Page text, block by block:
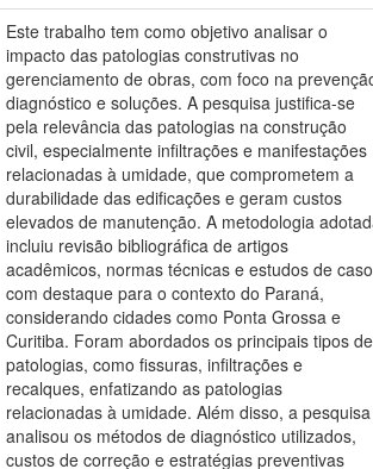
Este trabalho tem como objetivo analisar o
impacto das patologias construtivas no
gerenciamento de obras, com foco na
diagnóstico e soluções. A pesquisa justifica-se
pela relevância das patologias na construção
civil, especialmente infiltrações e manifestações
relacionadas à umidade, que comprometem a
durabilidade das edificações e geram custos
elevados de manutenção. A metodologia
incluiu revisão bibliográfica de artigos
acadêmicos, normas técnicas e estudos de
com destaque para o contexto do Paraná,
considerando cidades como Ponta Grossa e
Curitiba. Foram abordados os principais tipos de
patologias, como fissuras, infiltrações e
recalques, enfatizando as patologias
relacionadas à umidade. Além disso, a pesquisa
analisou os métodos de diagnóstico utilizados,
custos de correção e estratégias preventivas